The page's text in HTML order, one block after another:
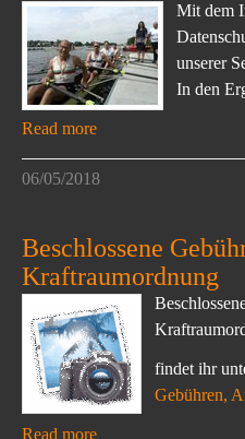
Mit dem
unserer
In den
Read more
06/05/2018
Beschlossene
Kraftraumordnung
findet ihr
Gebühren,
Read more